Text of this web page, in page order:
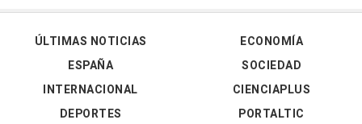
ÚLTIMAS NOTICIAS
ESPAÑA
INTERNACIONAL
DEPORTES
ECONOMÍA
SOCIEDAD
CIENCIAPLUS
PORTALTIC